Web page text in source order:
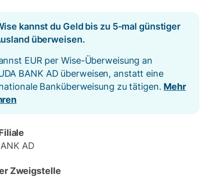
kannst du Geld bis zu 5-mal günstiger
überweisen.
EUR per Wise-Überweisung an
BANK AD überweisen, anstatt eine
Banküberweisung zu tätigen. Mehr
AD
Zweigstelle